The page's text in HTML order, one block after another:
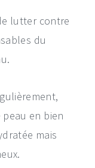
lutter contre
du
en bien
mais